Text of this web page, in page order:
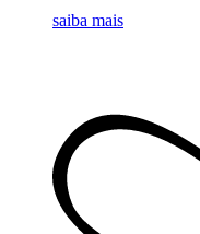
saiba mais